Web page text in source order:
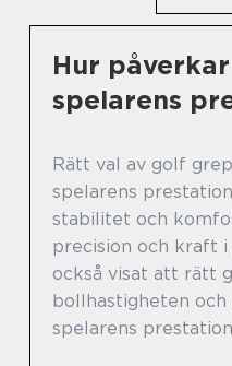
Hur
spelarens
Rätt val av golf
spelarens
stabilitet och
precision och kraft
också visat att rätt
bollhastigheten
spelarens